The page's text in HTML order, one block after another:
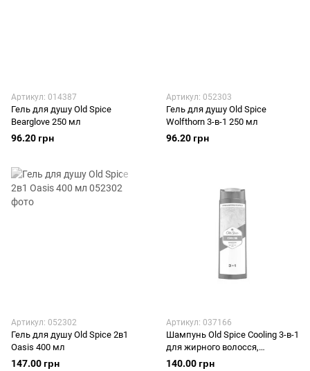
Артикул: 014387
Гель для душу Old Spice
Bearglove 250 мл
96.20 грн
Артикул: 052303
Гель для душу Old Spice
Wolfthorn 3-в-1 250 мл
96.20 грн
Артикул: 052302
Гель для душу Old Spice 2в1
Oasis 400 мл
147.00 грн
Артикул: 037166
Шампунь Old Spice Cooling 3-в-1
для жирного волосся,
освіження та очищення 400 мл
140.00 грн